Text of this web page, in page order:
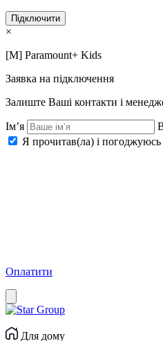
Підключити
×
[M] Paramоunt+ Kids
Заявка на підключення
Залиште Ваші контакти і
Ім’я
Я прочитав(ла) і
Оплатити
Для дому